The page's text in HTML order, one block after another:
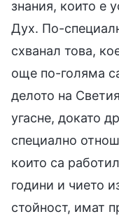
знания, които е
Дух. По-
схванал това,
още по-голяма
делото на
угасне, докато
специално
които са
години и чието
стойност, имат